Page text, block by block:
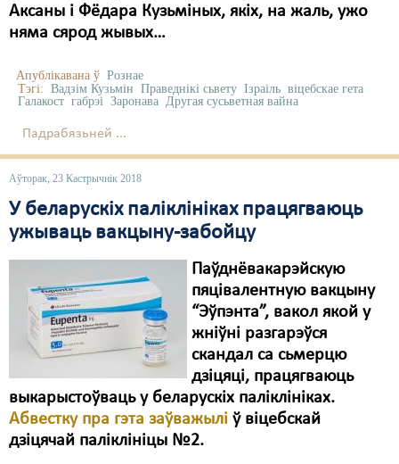
Аксаны і Фёдара Кузьміных, якіх, на жаль, ужо
няма сярод жывых…
Апублікавана ў Рознае
Тэгі: Вадзім Кузьмін Праведнікі сьвету Ізраіль віцебскае гета
Галакост габрэі Заронава Другая сусьветная вайна
Падрабязьней ...
Аўторак, 23 Кастрычнік 2018
У беларускіх паліклініках працягваюць
ужываць вакцыну-забойцу
Паўднёвакарэйскую
пяцівалентную вакцыну
“Эўпэнта”, вакол якой у
жніўні разгарэўся
скандал са сьмерцю
дзіцяці, працягваюць
выкарыстоўваць у беларускіх паліклініках.
Абвестку пра гэта заўважылі ў віцебскай
дзіцячай паліклініцы №2.